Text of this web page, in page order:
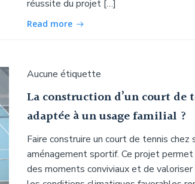
réussite du projet […]
Read more
Aucune étiquette
La construction d’un court
adaptée à un usage familial ?
Faire construire un court de tennis
aménagement sportif. Ce projet
des moments conviviaux et de